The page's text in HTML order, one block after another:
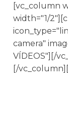
[vc_column
width="1/
camera"
VÍDEOS"][/
[/